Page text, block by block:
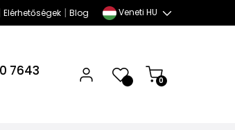
Elérhetőségek| Blog Veneti HU
7643
0